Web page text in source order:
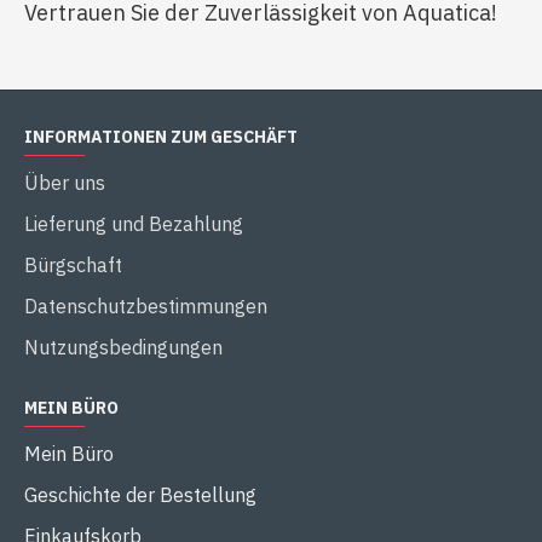
Vertrauen Sie der Zuverlässigkeit von Aquatica!
INFORMATIONEN ZUM GESCHÄFT
Über uns
Lieferung und Bezahlung
Bürgschaft
Datenschutzbestimmungen
Nutzungsbedingungen
MEIN BÜRO
Mein Büro
Geschichte der Bestellung
Einkaufskorb